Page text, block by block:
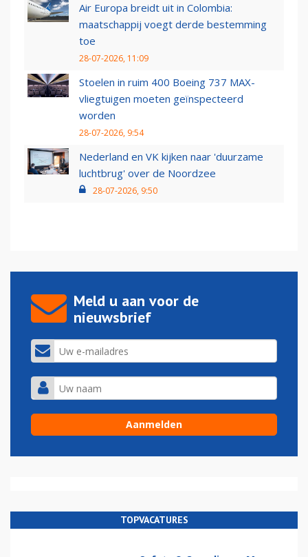
Air Europa breidt uit in Colombia:
maatschappij voegt derde bestemming
toe
28-07-2026, 11:09
Stoelen in ruim 400 Boeing 737 MAX-
vliegtuigen moeten geïnspecteerd
worden
28-07-2026, 9:54
Nederland en VK kijken naar 'duurzame
luchtbrug' over de Noordzee
28-07-2026, 9:50
Meld u aan voor de
nieuwsbrief
TOPVACATURES